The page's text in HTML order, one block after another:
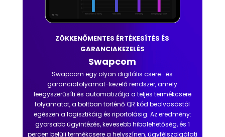
ZÖKKENŐMENTES ÉRTÉKESÍTÉS ÉS
GARANCIAKEZELÉS
Swapcom
Swapcom egy olyan digitális csere- és
garanciafolyamat-kezelő rendszer, amely
leegyszerűsíti és automatizálja a teljes termékcsere
folyamatot, a boltban történő QR kód beolvasástól
egészen a logisztikáig és riportolásig. Az eredmény:
gyorsabb ügyintézés, kevesebb hibalehetőség, és 1
percen belüli termékcsere a helyszínen, ügyfélszolgálati